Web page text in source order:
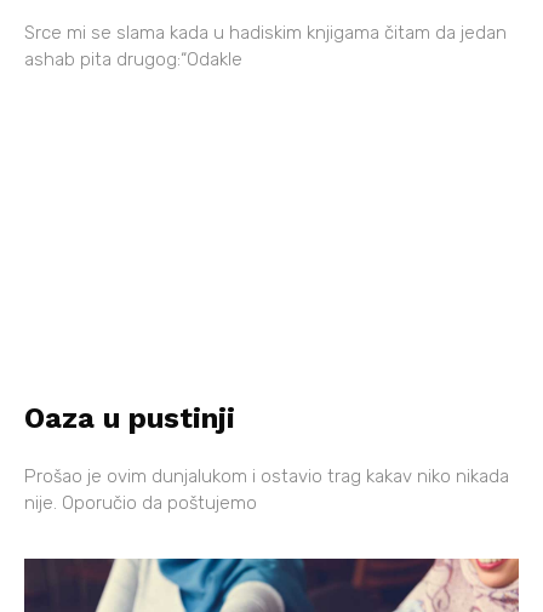
Srce mi se slama kada u hadiskim knjigama čitam da jedan
ashab pita drugog:“Odakle
Oaza u pustinji
Prošao je ovim dunjalukom i ostavio trag kakav niko nikada
nije. Oporučio da poštujemo